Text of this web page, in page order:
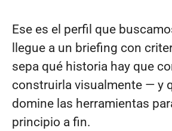
Ese es el perfil que
llegue a un briefing con
sepa qué historia hay que
construirla visualmente — y
domine las herramientas
principio a fin.